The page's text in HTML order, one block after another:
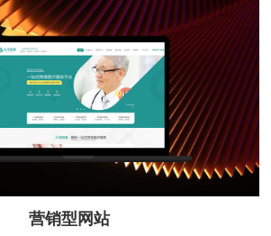
营销型网站